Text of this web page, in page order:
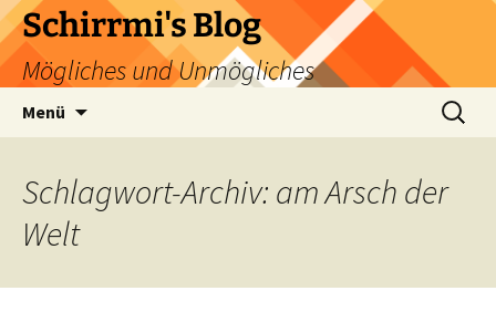
Zum
Inhalt
springen
Schirrmi's Blog
Mögliches und Unmögliches
Menü
Suchen
nach:
Schlagwort-Archiv: am Arsch der
Welt